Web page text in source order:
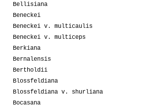
Bellisiana
Beneckei
Beneckei v. multicaulis
Beneckei v. multiceps
Berkiana
Bernalensis
Bertholdii
Blossfeldiana
Blossfeldiana v. shurliana
Bocasana